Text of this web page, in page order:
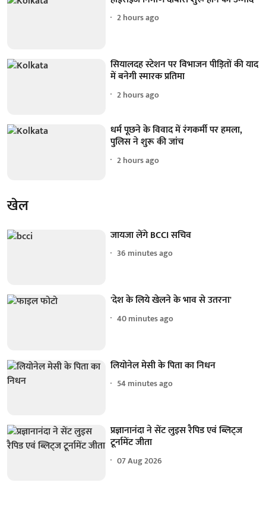
2 hours ago
सियालदह स्टेशन पर विभाजन पीड़ितों की याद
में बनेगी स्मारक प्रतिमा
2 hours ago
धर्म पूछने के विवाद में रंगकर्मी पर हमला,
पुलिस ने शुरू की जांच
2 hours ago
खेल
जायजा लेंगे BCCI सचिव
36 minutes ago
'देश के लिये खेलने के भाव से उतरना'
40 minutes ago
लियोनेल मेसी के पिता का निधन
54 minutes ago
प्रज्ञानानंदा ने सेंट लुइस रैपिड एवं ब्लिट्ज
टूर्नामेंट जीता
07 Aug 2026